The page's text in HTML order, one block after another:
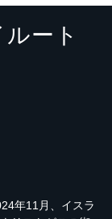
ート
年11月、イスラ